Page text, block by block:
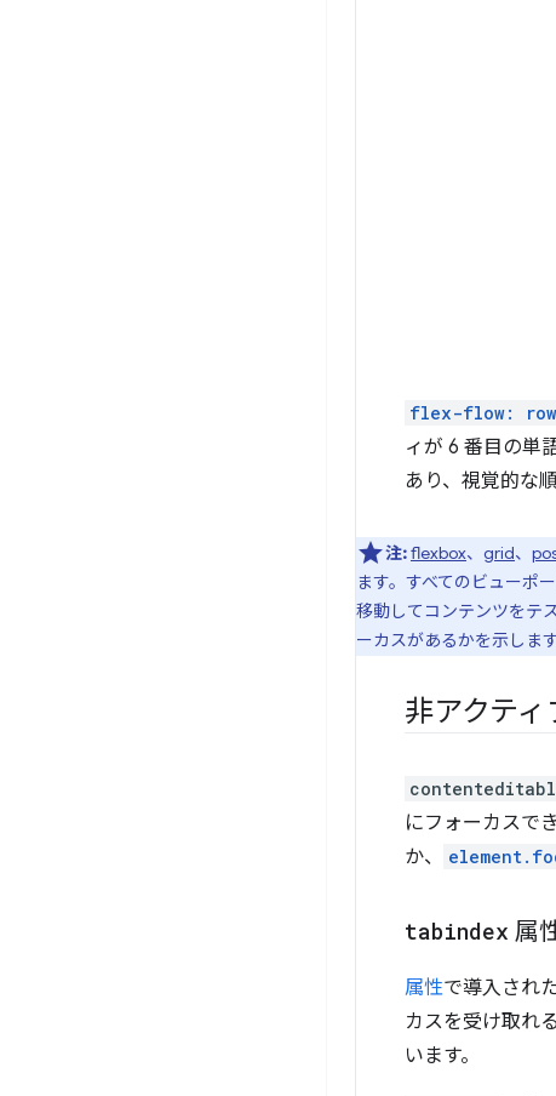
flex-flow:
ィが 6 番目の単
あり、視覚的な
注:flexbox、 grid、
ます。すべてのビューポ
移動してコンテンツをテ
ーカスがあるかを示しま
非アクテ
にフォーカスで
か、
tabindex 属
属性で導入され
カスを受け取れ
います。